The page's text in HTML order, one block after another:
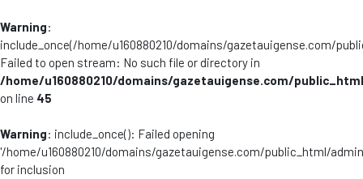
Warning:
include_once(/home/u160880210/domains/gazetauigense.com/
Failed to open stream: No such file or directory in
/home/u160880210/domains/gazetauigense.com/
on line 45
Warning: include_once(): Failed opening
'/home/u160880210/domains/gazetauigense.com/public_html/
for inclusion